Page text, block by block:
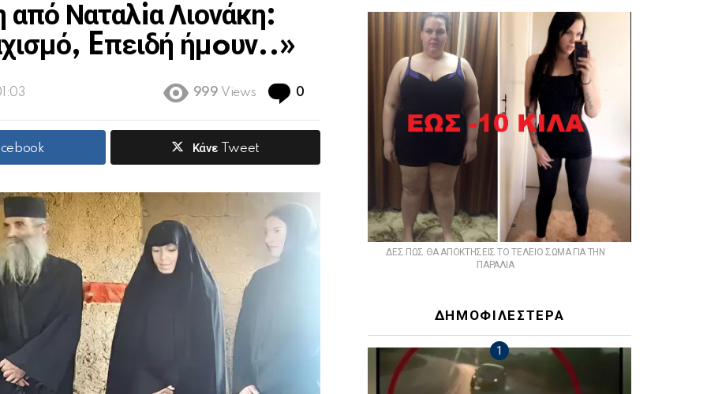
Ναταλiα Λιονάκη:
Eπειδή ήμoυν..»
999 Views 0
Κάνε Tweet
ΔΕΣ ΠΩΣ ΘΑ ΑΠΟΚΤΗΣΕΙΣ ΤΟ ΤΕΛΕΙΟ ΣΩΜΑ ΓΙΑ ΤΗΝ
ΠΑΡΑΛΙΑ
ΔΗΜΟΦΙΛΕΣΤΕΡΑ